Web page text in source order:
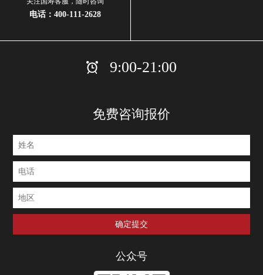
电话： 400-111-2628
9:00-21:00
免费咨询报价
公众号